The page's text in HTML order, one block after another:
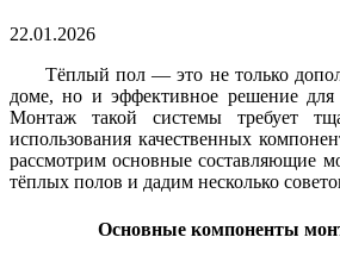
22.01.2026
Тёплый пол — это не только
доме, но и эффективное решение для
Монтаж такой системы требует
использования качественных
рассмотрим основные составляющие
тёплых полов и дадим несколько
Основные компоненты